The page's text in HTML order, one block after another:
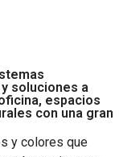
soluciones a
espacios
con una gran
y colores que